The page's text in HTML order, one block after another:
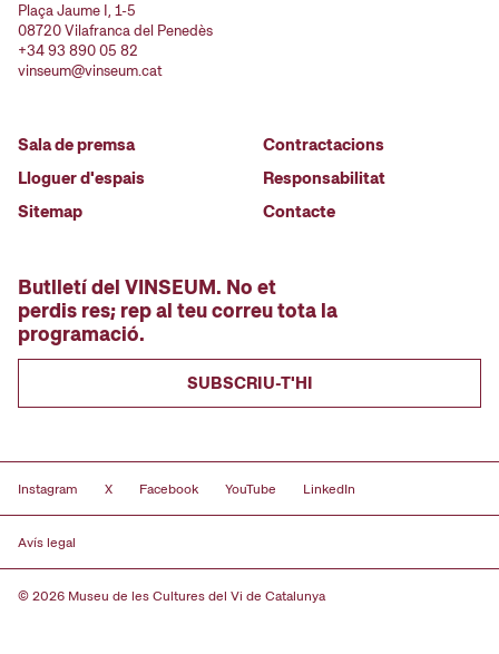
Plaça Jaume I, 1-5
08720 Vilafranca del Penedès
+34 93 890 05 82
vinseum@vinseum.cat
Sala de premsa
Lloguer d'espais
Sitemap
Contractacions
Responsabilitat
Contacte
Butlletí del VINSEUM. No et
perdis res; rep al teu correu tota la
programació.
SUBSCRIU-T'HI
Instagram X Facebook YouTube LinkedIn
Avís legal
© 2026 Museu de les Cultures del Vi de Catalunya